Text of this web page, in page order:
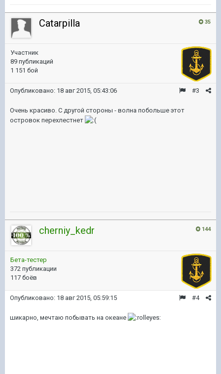
35
Catarpilla
Участник
89 публикаций
1 151 бой
#3
Опубликовано: 18 авг 2015, 05:43:06
Очень красиво. С другой стороны - волна побольше этот
островок перехлестнет
144
cherniy_kedr
Бета-тестер
372 публикации
117 боёв
#4
Опубликовано: 18 авг 2015, 05:59:15
шикарно, мечтаю побывать на океане